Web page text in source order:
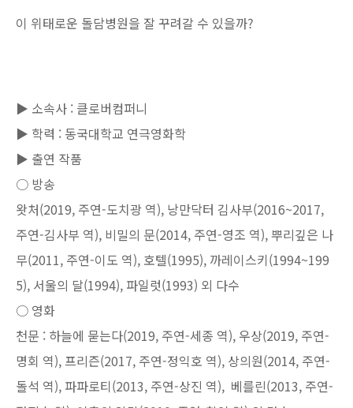
이 위태로운 돌담병원을 잘 꾸려갈 수 있을까?
▶ 소속사 : 클로버컴퍼니
▶ 학력 : 동국대학교 연극영화학
▶ 출연 작품
○ 방송
왓처(2019, 주연-도치광 역), 낭만닥터 김사부(2016~2017,
주연-김사부 역), 비밀의 문(2014, 주연-영조 역), 뿌리깊은 나
무(2011, 주연-이도 역), 호텔(1995), 까레이스키(1994~199
5), 서울의 달(1994), 파일럿(1993) 외 다수
○ 영화
천문 : 하늘에 묻는다(2019, 주연-세종 역), 우상(2019, 주연-
명회 역), 프리즌(2017, 주연-정익호 역), 상의원(2014, 주연-
돌석 역), 파파로티(2013, 주연-상진 역), 베를린(2013, 주연-